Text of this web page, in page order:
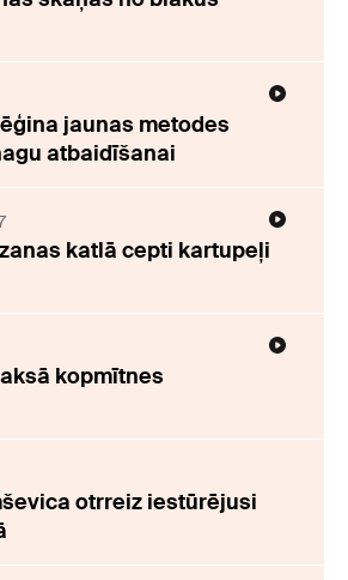
jaunas metodes
atbaidīšanai
katlā cepti kartupeļi
kopmītnes
otrreiz iestūrējusi